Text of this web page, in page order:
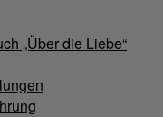
„Über die Liebe“